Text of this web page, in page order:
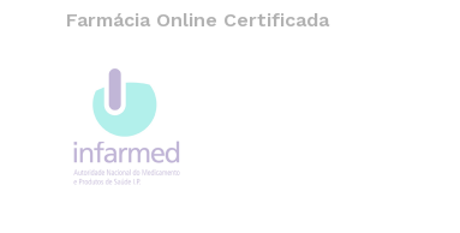
Farmácia Online Certificada